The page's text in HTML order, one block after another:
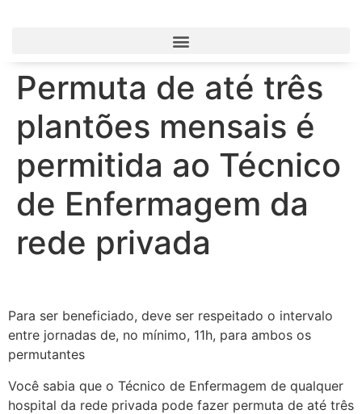
Permuta de até três
plantões mensais é
permitida ao Técnico
de Enfermagem da
rede privada
Para ser beneficiado, deve ser respeitado o intervalo
entre jornadas de, no mínimo, 11h, para ambos os
permutantes
Você sabia que o Técnico de Enfermagem de qualquer
hospital da rede privada pode fazer permuta de até três